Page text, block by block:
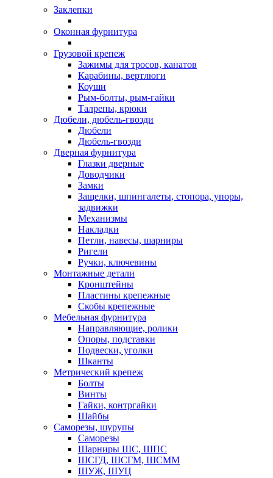
Заклепки
Оконная фурнитура
Грузовой крепеж
Зажимы для тросов, канатов
Карабины, вертлюги
Коуши
Рым-болты, рым-гайки
Талрепы, крюки
Дюбели, дюбель-гвозди
Дюбели
Дюбель-гвозди
Дверная фурнитура
Глазки дверные
Доводчики
Замки
Защелки, шпингалеты, стопора, упоры,
задвижки
Механизмы
Накладки
Петли, навесы, шарниры
Ригели
Ручки, ключевины
Монтажные детали
Кронштейны
Пластины крепежные
Скобы крепежные
Мебельная фурнитура
Направляющие, ролики
Опоры, подставки
Подвески, уголки
Шканты
Метрический крепеж
Болты
Винты
Гайки, контргайки
Шайбы
Саморезы, шурупы
Саморезы
Шарниры ШС, ШПС
ШСГД, ШСГМ, ШСММ
ШУЖ, ШУЦ